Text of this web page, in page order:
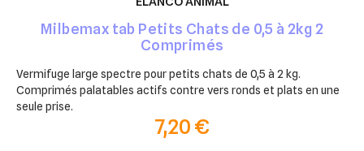
Milbemax tab Petits Chats de 0,5 à 2kg 2
Comprimés
Vermifuge large spectre pour petits chats de 0,5 à 2 kg.
Comprimés palatables actifs contre vers ronds et plats en une
seule prise.
7,20 €